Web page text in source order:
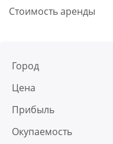
Стоимость аренды
Город
Цена
Прибыль
Окупаемость